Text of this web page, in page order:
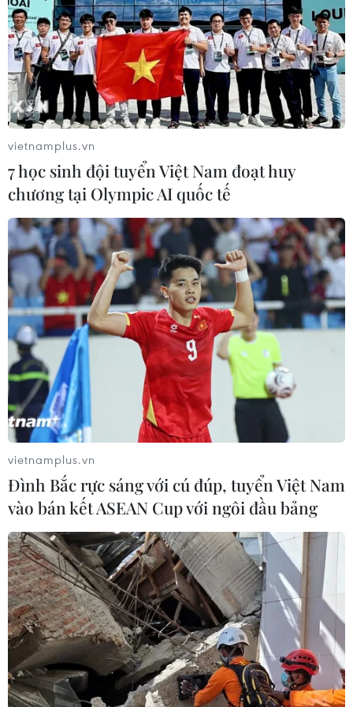
Trăn Anaconda khổng lồ đại chiến
cá sấu dưới đầm lầy
10/09/2019 02:30
Tại Brazil, trăn Anaconda là loài săn mồi "khét tiếng" bởi
đặc tính hung bạo và hiếu chiến của mình, trong khi cá
sấu cũng nổi tiếng bởi sức khỏe và độ lỳ đòn.
Khoảnh khắc báo gấm nhảy xuống
nước tấn công cá sấu
11/09/2019 03:11
vietnamplus.vn
7 học sinh đội tuyển Việt Nam đoạt huy
chương tại Olympic AI quốc tế
vietnamplus.vn
Đình Bắc rực sáng với cú đúp, tuyển Việt Nam
vào bán kết ASEAN Cup với ngôi đầu bảng